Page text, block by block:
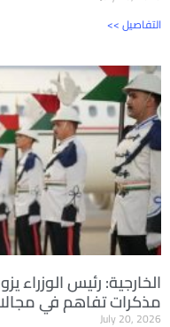
<< التفاصيل
الخارجية: رئيس الوزراء
مذكرات تفاهم في
July 20, 2026